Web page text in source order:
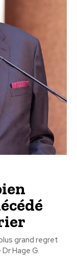
grand regret
Hage G.